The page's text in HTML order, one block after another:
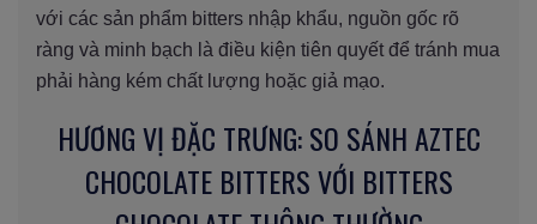
với các sản phẩm bitters nhập khẩu, nguồn gốc rõ
ràng và minh bạch là điều kiện tiên quyết để tránh mua
phải hàng kém chất lượng hoặc giả mạo.
HƯƠNG VỊ ĐẶC TRƯNG: SO SÁNH AZTEC
CHOCOLATE BITTERS VỚI BITTERS